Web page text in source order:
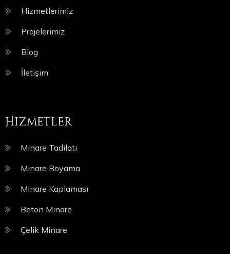
Hizmetlerimiz
Projelerimiz
Blog
İletişim
Hizmetler
Minare Tadilatı
Minare Boyama
Minare Kaplaması
Beton Minare
Çelik Minare